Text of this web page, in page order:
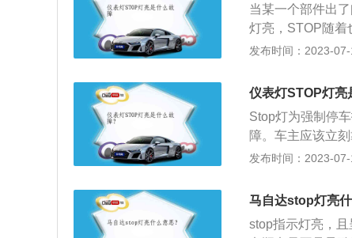
当某一个部件出
灯亮，STOP随着
TOP是红色的，
OP灯为强制停车
报警灯同时亮，
降低、冷却液温
发动机故障灯亮
交通事故，最好
润滑不良、增加
运转。发动机机
发布时间：2023-
仪表灯STOP灯亮
Stop灯为强制停
障。车主应该立
黄色代表一般故
打开发动机舱。
维修和调整。机
不可逆的后果。
发布时间：2023-
马自达stop灯亮
stop指示灯亮，